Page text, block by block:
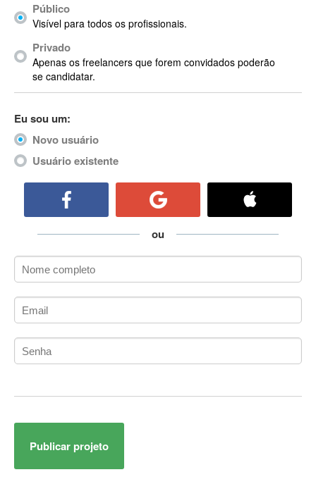
Acrobat
Acrobat X
Acronis
ACT
ActionScript
ActionScript 3
Active Directory
ActiveX Data Objects (ADO)
ADK
Administração Acadêmica
Administração de Artistas e Repertórios
Administração de Banco de Dados
Administração de Redes
Administrador de Sistemas
Adobe After Effects
Adobe AIR
Público
Visível para todos os profissionais.
Privado
Apenas os freelancers que forem convidados poderão
se candidatar.
Eu sou um:
Novo usuário
Usuário existente
ou
Publicar projeto